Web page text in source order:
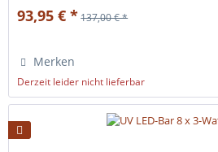
93,95 € *137,00 € *
Merken
Derzeit leider nicht lieferbar